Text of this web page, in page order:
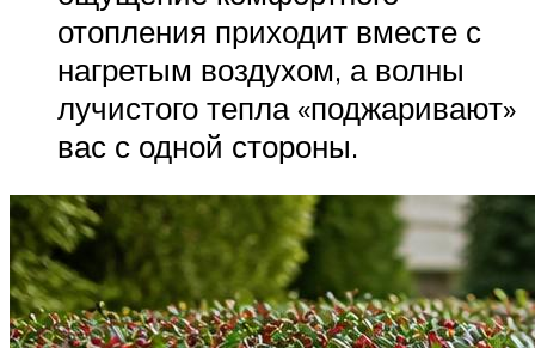
отопления приходит вместе с
нагретым воздухом, а волны
лучистого тепла «поджаривают»
вас с одной стороны.